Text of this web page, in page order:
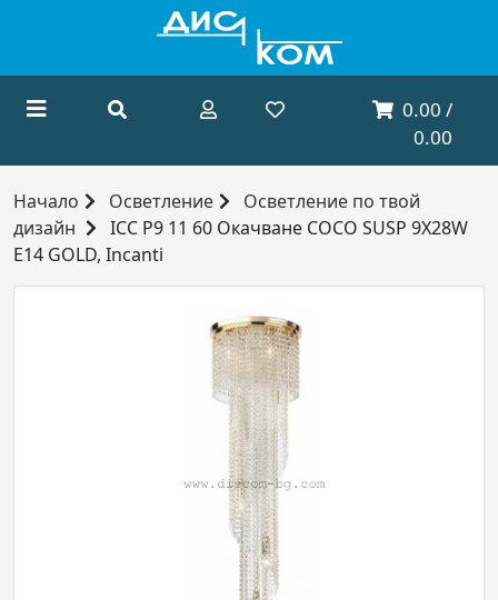
0.00 /
0.00
Начало Осветление
Осветление по твой
дизайн
ICC P9 11 60 Окачване COCO SUSP 9X28W
E14 GOLD, Incanti